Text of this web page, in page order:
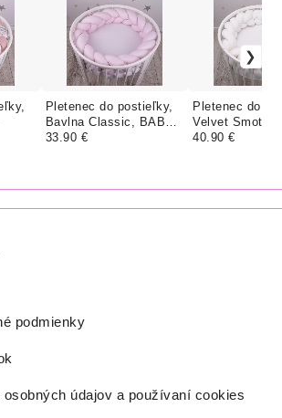
Pletenec do postieľky,
Bavlna Classic, BABY
PINK
33.90 €
Pletenec do
Velvet
40.90 €
podmienky
osobných údajov a používaní cookies